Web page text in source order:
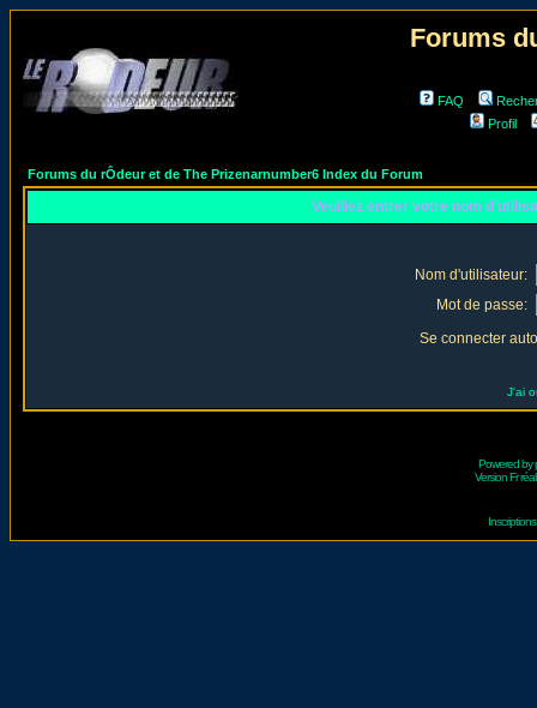
Forums
FAQ
Profil
Forums du rÔdeur et de The Prizenarnumber6 Index du Forum
Veuillez entrer votre nom
Nom d'utilisateur:
Mot de passe:
Se connecter
J'ai
Powered by
Version Fr